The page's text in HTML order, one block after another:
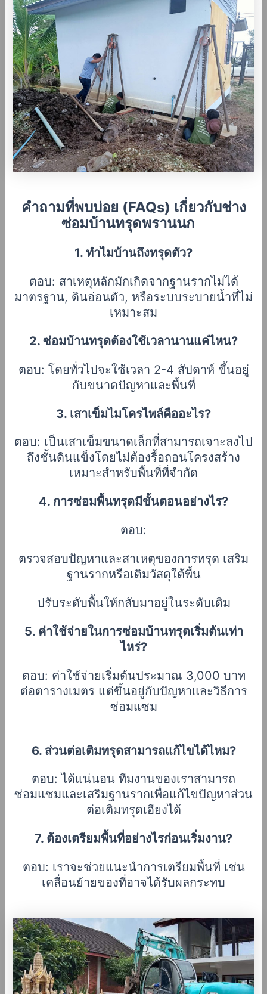
คำถามที่พบบ่อย (FAQs) เกี่ยวกับช่าง
ซ่อมบ้านทรุดพรานนก
1. ทำไมบ้านถึงทรุดตัว?
ตอบ: สาเหตุหลักมักเกิดจากฐานรากไม่ได้
มาตรฐาน, ดินอ่อนตัว, หรือระบบระบายน้ำที่ไม่
เหมาะสม
2. ซ่อมบ้านทรุดต้องใช้เวลานานแค่ไหน?
ตอบ: โดยทั่วไปจะใช้เวลา 2-4 สัปดาห์ ขึ้นอยู่
กับขนาดปัญหาและพื้นที่
3. เสาเข็มไมโครไพล์คืออะไร?
ตอบ: เป็นเสาเข็มขนาดเล็กที่สามารถเจาะลงไป
ถึงชั้นดินแข็งโดยไม่ต้องรื้อถอนโครงสร้าง
เหมาะสำหรับพื้นที่ที่จำกัด
4. การซ่อมพื้นทรุดมีขั้นตอนอย่างไร?
ตอบ:
ตรวจสอบปัญหาและสาเหตุของการทรุด เสริม
ฐานรากหรือเติมวัสดุใต้พื้น
ปรับระดับพื้นให้กลับมาอยู่ในระดับเดิม
5. ค่าใช้จ่ายในการซ่อมบ้านทรุดเริ่มต้นเท่า
ไหร่?
ตอบ: ค่าใช้จ่ายเริ่มต้นประมาณ 3,000 บาท
ต่อตารางเมตร แต่ขึ้นอยู่กับปัญหาและวิธีการ
ซ่อมแซม
6. ส่วนต่อเติมทรุดสามารถแก้ไขได้ไหม?
ตอบ: ได้แน่นอน ทีมงานของเราสามารถ
ซ่อมแซมและเสริมฐานรากเพื่อแก้ไขปัญหาส่วน
ต่อเติมทรุดเอียงได้
7. ต้องเตรียมพื้นที่อย่างไรก่อนเริ่มงาน?
ตอบ: เราจะช่วยแนะนำการเตรียมพื้นที่ เช่น
เคลื่อนย้ายของที่อาจได้รับผลกระทบ